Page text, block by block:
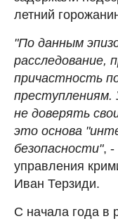
летний
"По данным
расследование,
причастность
преступлениям.
не доверять
это основа
безопасности", -
управления
Иван Терзиди.
С начала года в